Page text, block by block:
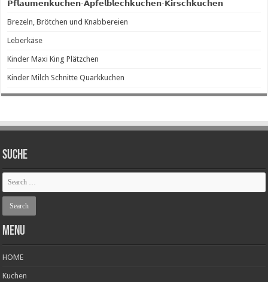
𝗣𝗳𝗹𝗮𝘂𝗺𝗲𝗻𝗸𝘂𝗰𝗵𝗲𝗻-𝗔𝗽𝗳𝗲𝗹𝗯𝗹𝗲𝗰𝗵𝗸𝘂𝗰𝗵𝗲𝗻-𝗞𝗶𝗿𝘀𝗰𝗵𝗸𝘂𝗰𝗵𝗲𝗻
Brezeln, Brötchen und Knabbereien
Leberkäse
Kinder Maxi King Plätzchen
Kinder Milch Schnitte Quarkkuchen
SUCHE
Menu
HOME
Kuchen